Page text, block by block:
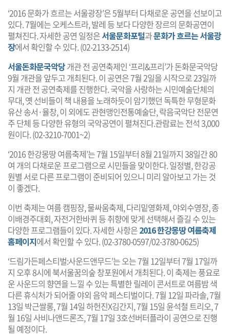
‘2016 문화가 흐르는 서울광장’은 5월부터 다채로운 공연을 선보이고
있다. 7월에는 오케스트라, 발레 등 보다 다양한 장르의 문화공연이
펼쳐진다. 자세한 공연 일정은서울문화포털과문화가 흐르는 서울광
장에서 확인할 수 있다. (02-2133-2514)
서울돈화문국악당개관 전 공연축제인 ‘프리&프리’가 돈화문국악당
9월 개관을 앞두고 개최된다. 이 공연은 7월 2일을 시작으로 23일까
지 개관 전 공연축제를 진행한다. 국악을 사랑하는 시민예술단체의
무대, 옛 선비들이 책 내용을 노래하듯이 암기했던 독특한 무형문화
유산 송서·율창, 이 외에도 관현맹인전통예술단, 락음국악단 전문연
주 단체 등 다양한 유형의 국악공연이 펼쳐진다.관람료는 전석 3,000
원이다. (02-3210-7001~2)
‘2016 한강몽땅 여름축제’는 7월 15일부터 8월 21일까지 38일간 80
여 개의 다채로운 프로그램으로 시민들을 맞이한다. 일정별, 한강공
원별 서로 다른 프로그램이 준비되어 있으니 미리 알아보고 가는 것
이 좋겠다.
이번 축제는 여름 캠핑장, 물싸움축제, 다리밑영화제, 야외수영장, 종
이배경주대회, 자전거한바퀴 등 취향에 맞게 선택해서 즐길 수 있는
다양한 프로그램들이 있다. 자세한 사항은2016 한강몽땅 여름축제
홈페이지에서 확인할 수 있다. (02-3780-0597/02-3780-0625)
‘드림가든페스티벌:사운드앤무드’는 오는 7월 12일부터 7월 17일까
지 오후 8시에 북서울꿈의숲 창포원에서 개최된다. 이 축제는 풍요로
운 사운드의 향연을 느낄 수 있는 특별한 릴레이 콘서트로 여름밤 색
다른 휴식처가 되어줄 야외 음악 페스티벌이다. 7월 12일 파라솔, 7월
13일 박근쌀롱, 7월 14일 하헌진X김간지, 7월 15일 윤석철 트리오, 7
월 16일 사비나앤드론즈, 7월 17일 3호선버터플라이 공연으로 진행
될 예정이다.